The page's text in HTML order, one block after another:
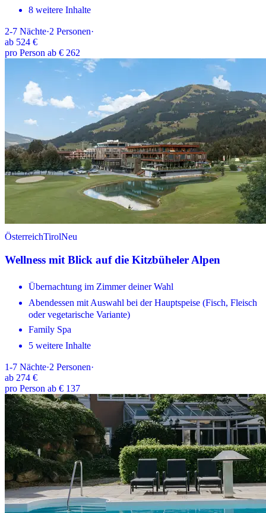
8 weitere Inhalte
2-7 Nächte·2 Personen·
ab 524 €
pro Person ab € 262
ÖsterreichTirolNeu
Wellness mit Blick auf die Kitzbüheler Alpen
Übernachtung im Zimmer deiner Wahl
Abendessen mit Auswahl bei der Hauptspeise (Fisch, Fleisch
oder vegetarische Variante)
Family Spa
5 weitere Inhalte
1-7 Nächte·2 Personen·
ab 274 €
pro Person ab € 137